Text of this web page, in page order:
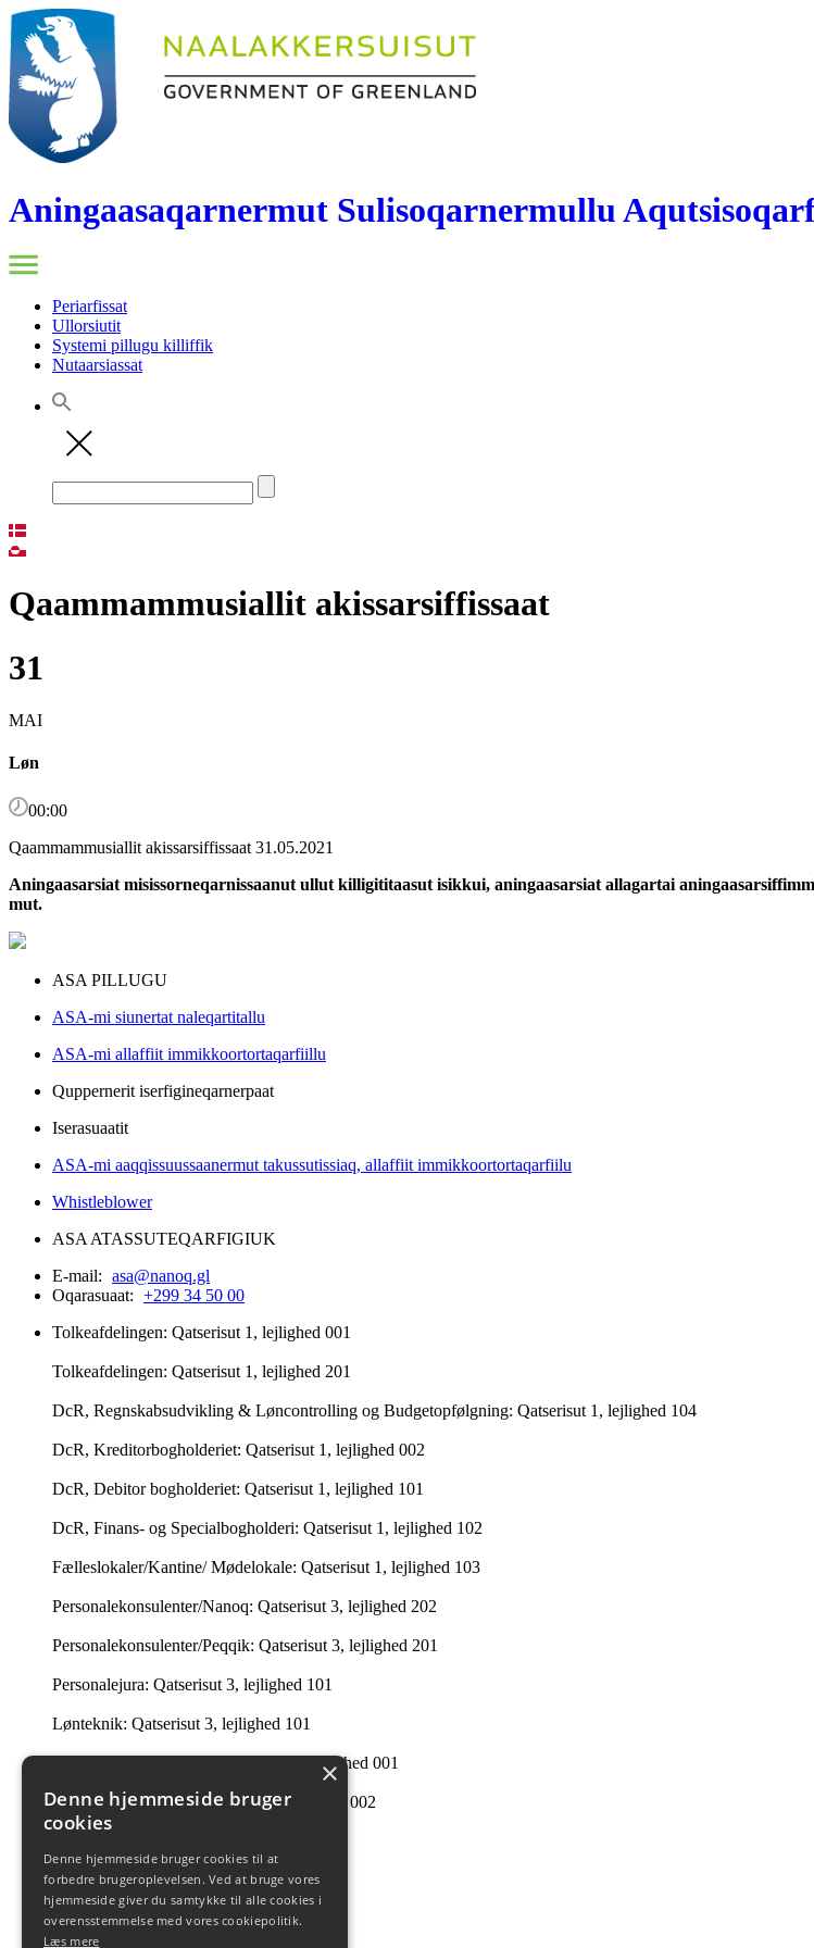
Aningaasaqarnermut Sulisoqarnermullu
Periarfissat
Ullorsiutit
Systemi pillugu killiffik
Nutaarsiassat
Qaammammusiallit akissarsiffissaat
31
MAI
Løn
00:00
Qaammammusiallit akissarsiffissaat 31.05.2021
Aningaasarsiat misissorneqarnissaanut ullut killigititaasut isikkui, aningaasarsiat allagartai
mut.
ASA PILLUGU
ASA-mi siunertat naleqartitallu
ASA-mi allaffiit immikkoortortaqarfiillu
Quppernerit iserfigineqarnerpaat
Iserasuaatit
ASA-mi aaqqissuussaanermut takussutissiaq, allaffiit immikkoortortaqarfiilu
Whistleblower
ASA ATASSUTEQARFIGIUK
E-mail: asa@nanoq.gl
Oqarasuaat: +299 34 50 00
Tolkeafdelingen: Qatserisut 1, lejlighed 001
Tolkeafdelingen: Qatserisut 1, lejlighed 201
DcR, Regnskabsudvikling & Løncontrolling og Budgetopfølgning: Qatserisut 1, lejlighed 104
DcR, Kreditorbogholderiet: Qatserisut 1, lejlighed 002
DcR, Debitor bogholderiet: Qatserisut 1, lejlighed 101
DcR, Finans- og Specialbogholderi: Qatserisut 1, lejlighed 102
Fælleslokaler/Kantine/ Mødelokale: Qatserisut 1, lejlighed 103
Personalekonsulenter/Nanoq: Qatserisut 3, lejlighed 202
Personalekonsulenter/Peqqik: Qatserisut 3, lejlighed 201
Personalejura: Qatserisut 3, lejlighed 101
Lønteknik: Qatserisut 3, lejlighed 101
Lønservice, månedsløn: Qatserisut 3, lejlighed 001
Lønservice, timeløn: Qatserisut 3, lejlighed 002
Ledelsessekretariatet: 201 i Qatserisut 3
Intern Revision: Qatserisut 1, lejlighed 504
×
Denne hjemmeside bruger
cookies
Denne hjemmeside bruger cookies til at
forbedre brugeroplevelsen. Ved at bruge vores
hjemmeside giver du samtykke til alle cookies i
overensstemmelse med vores cookiepolitik.
Læs mere